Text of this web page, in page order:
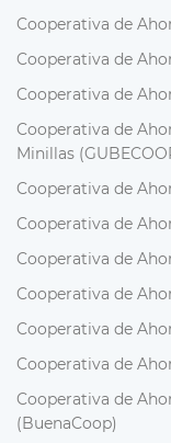
Cooperativa de
Cooperativa de
Cooperativa de
Cooperativa de
Minillas
Cooperativa de
Cooperativa de
Cooperativa de
Cooperativa de
Cooperativa de
Cooperativa de
Cooperativa de
(BuenaCoop)